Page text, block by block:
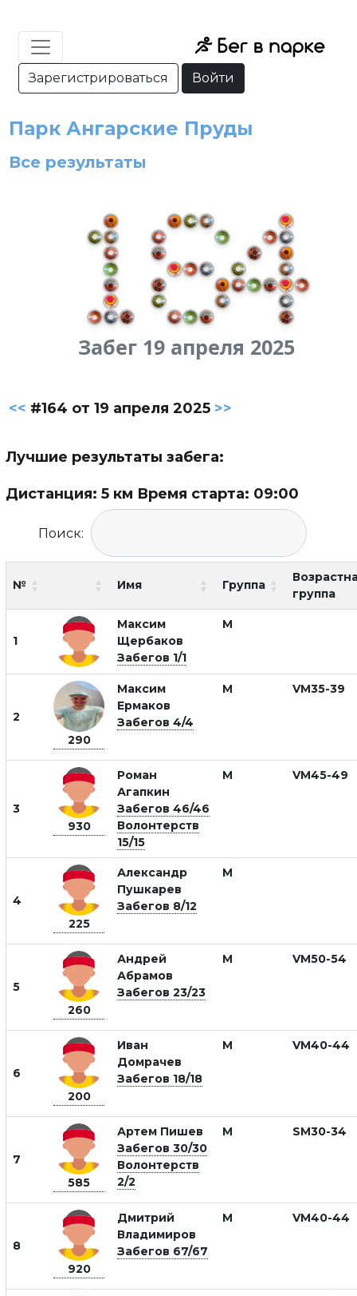
Зарегистрироваться Войти
Парк Ангарские Пруды
Все результаты
Забег 19 апреля 2025
<< #164 от 19 апреля 2025 >>
Лучшие результаты забега:
Дистанция: 5 км Время старта: 09:00
Поиск:
№ Имя Группа
группа
1
Максим
Щербаков
Забегов 1/1
М
2
290
Максим
Ермаков
Забегов 4/4
М VM35-39
3
930
Роман
Агапкин
Забегов 46/46
Волонтерств
15/15
М VM45-49
4
225
Александр
Пушкарев
Забегов 8/12
М
5
260
Андрей
Абрамов
Забегов 23/23
М VM50-54
6
200
Иван
Домрачев
Забегов 18/18
М VM40-44
7
585
Артем Пишев
Забегов 30/30
Волонтерств
2/2
М SM30-34
8
920
Дмитрий
Владимиров
Забегов 67/67
М VM40-44